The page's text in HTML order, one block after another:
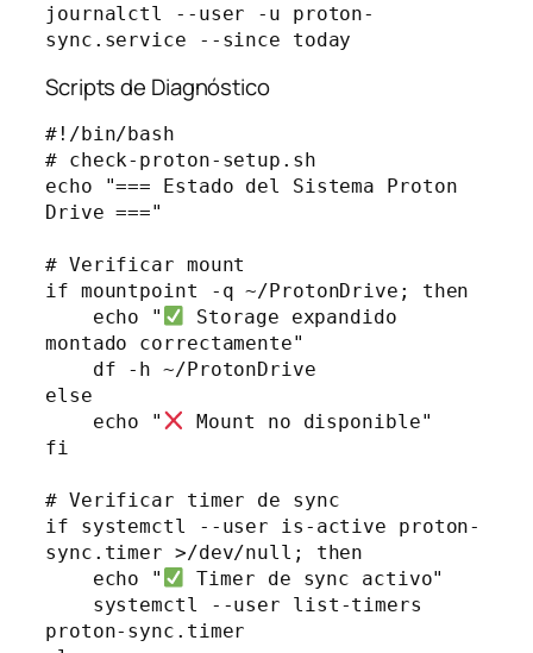
journalctl --user -u proton-
Scripts de Diagnóstico
#!/bin/bash
# check-proton-setup.sh
echo "=== Estado del Sistema Proton
Drive ==="
# Verificar mount
if mountpoint -q ~/ProtonDrive; then
    echo "
Storage expandido
montado correctamente"
else
    echo "
Mount no disponible"
fi
# Verificar timer de sync
if systemctl --user is-active proton-
sync.timer >/dev/null; then
    echo "
Timer de sync activo"
proton-sync.timer